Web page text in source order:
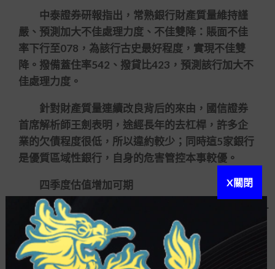
中泰證券研報指出，常熟銀行財產質量維持謹
嚴、預測加大不佳處理力度、不佳雙降：賬面不佳
率下行至078，為該行古史最好程度，實現不佳雙
降。撥備蓋住率542、撥貸比423，預測該行加大不
佳處理力度。
針對財產質量連續改良背后的來由，國信證券
首席解析師王劍表明，途經長年的去杠桿，許多企
業的欠債程度很低，所以違約較少；同時這5家銀行
是優質區域性銀行，自身的危害管控本事較優。
四季度估值增加可期
上證報留心到，本年以來，上述已經率先業績
報喜的區域銀行在資金市場體現亮眼。截至10月19
日收盤，江蘇銀行、成都銀行年內漲幅超30，領跑
A股上市銀行，常熟銀行年內漲幅達2109、蘇州銀
X關閉